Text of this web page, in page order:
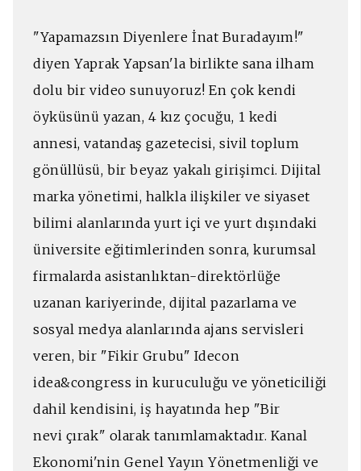
"Yapamazsın Diyenlere İnat Buradayım!"
diyen Yaprak Yapsan'la birlikte sana ilham
dolu bir video sunuyoruz! En çok kendi
öyküsünü yazan, 4 kız çocuğu, 1 kedi
annesi, vatandaş gazetecisi, sivil toplum
gönüllüsü, bir beyaz yakalı girişimci. Dijital
marka yönetimi, halkla ilişkiler ve siyaset
bilimi alanlarında yurt içi ve yurt dışındaki
üniversite eğitimlerinden sonra, kurumsal
firmalarda asistanlıktan-direktörlüğe
uzanan kariyerinde, dijital pazarlama ve
sosyal medya alanlarında ajans servisleri
veren, bir "Fikir Grubu" Idecon
idea&congress in kuruculuğu ve yöneticiliği
dahil kendisini, iş hayatında hep "Bir
nevi çırak" olarak tanımlamaktadır. Kanal
Ekonomi'nin Genel Yayın Yönetmenliği ve